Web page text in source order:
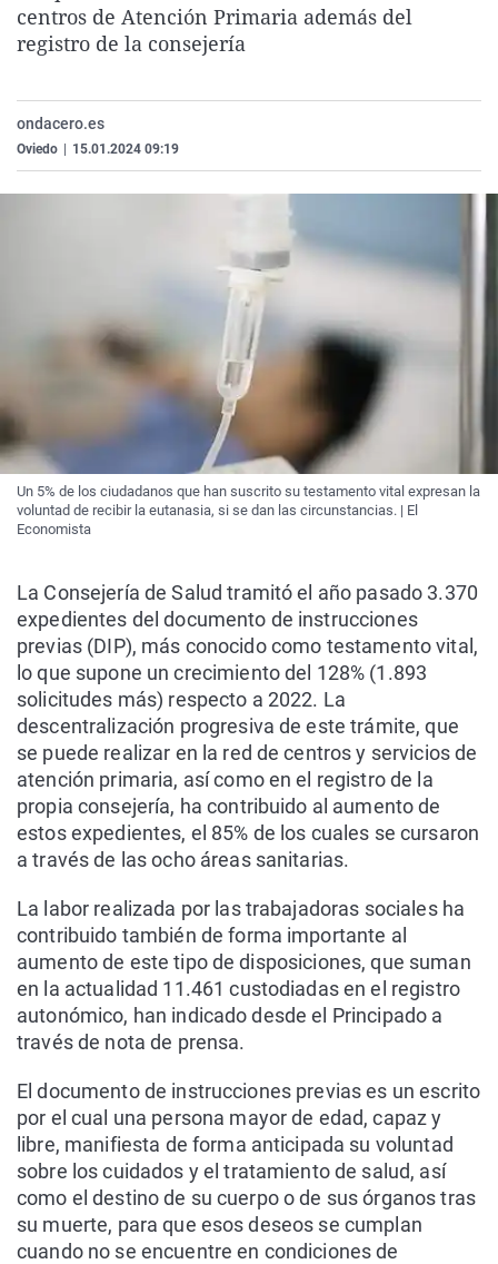
La rosa de los vientos
Como el perro y el
Caso
Equipo de
Extremadura
La Rioja
País Vasco
Virales
Elecciones
centros de Atención Primaria además del
registro de la consejería
ondacero.es
Oviedo 15.01.2024 09:19
Un 5% de los ciudadanos que han suscrito su testamento vital expresan la
voluntad de recibir la eutanasia, si se dan las circunstancias. | El
Economista
La Consejería de Salud tramitó el año pasado 3.370
expedientes del documento de instrucciones
previas (DIP), más conocido como testamento vital,
lo que supone un crecimiento del 128% (1.893
solicitudes más) respecto a 2022. La
descentralización progresiva de este trámite, que
se puede realizar en la red de centros y servicios de
atención primaria, así como en el registro de la
propia consejería, ha contribuido al aumento de
estos expedientes, el 85% de los cuales se cursaron
a través de las ocho áreas sanitarias.
La labor realizada por las trabajadoras sociales ha
contribuido también de forma importante al
aumento de este tipo de disposiciones, que suman
en la actualidad 11.461 custodiadas en el registro
autonómico, han indicado desde el Principado a
través de nota de prensa.
El documento de instrucciones previas es un escrito
por el cual una persona mayor de edad, capaz y
libre, manifiesta de forma anticipada su voluntad
sobre los cuidados y el tratamiento de salud, así
como el destino de su cuerpo o de sus órganos tras
su muerte, para que esos deseos se cumplan
cuando no se encuentre en condiciones de